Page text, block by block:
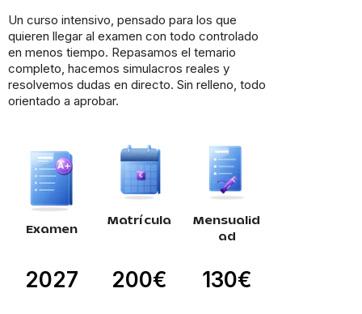
Un curso intensivo, pensado para los que
quieren llegar al examen con todo controlado
en menos tiempo. Repasamos el temario
completo, hacemos simulacros reales y
resolvemos dudas en directo. Sin relleno, todo
orientado a aprobar.
Examen
Matrícula
Mensualid
ad
2027 200€ 130€